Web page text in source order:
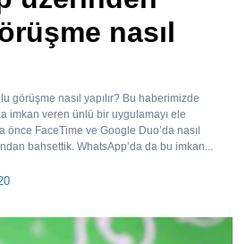
nasıl
görüşme nasıl yapılır? Bu haberimizde
imkan veren ünlü bir uygulamayı ele
önce FaceTime ve Google Duo’da nasıl
bahsettik. WhatsApp’da da bu imkan...